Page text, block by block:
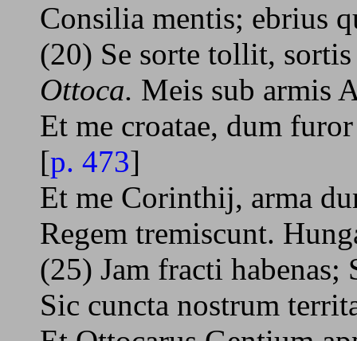
Consilia mentis; ebrius
(20) Se sorte tollit,
Ottoca. Meis sub armis
Et me croatae, dum
[p. 473]
Et me Corinthij, arma
Regem tremiscunt.
(25) Jam fracti
Sic cuncta nostrum